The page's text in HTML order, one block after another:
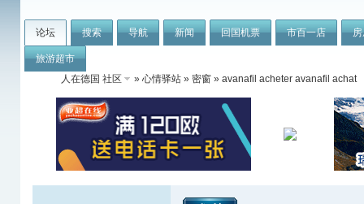
论坛 搜索 导航 新闻 回国机票 市百一店
旅游超市
人在德国 社区
» 心情驿站 » 密窗 » avanafil acheter avanafil achat